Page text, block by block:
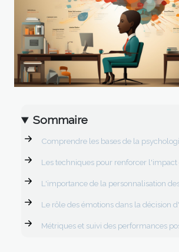
Sommaire
Comprendre les bases de la
Les techniques pour renforcer
L'importance de la personnalisation
Le rôle des émotions dans la décision
Métriques et suivi des performances